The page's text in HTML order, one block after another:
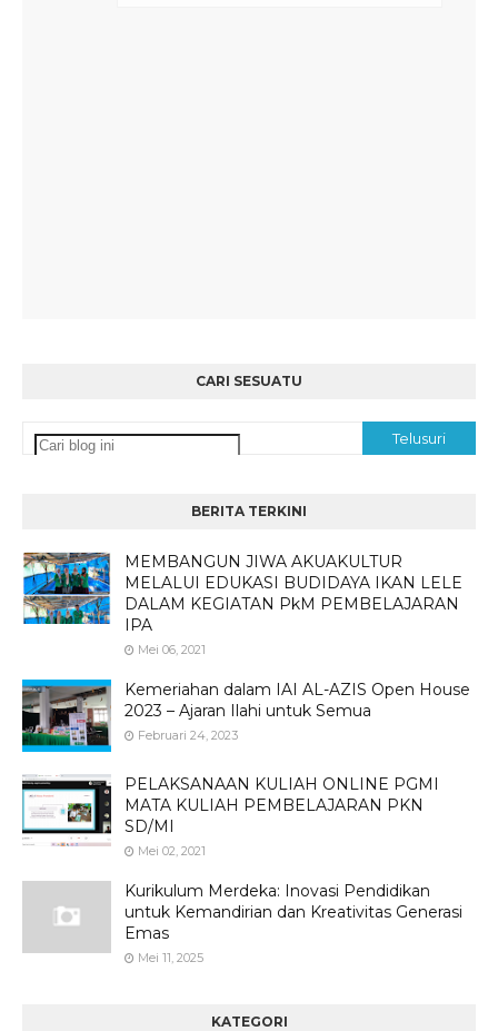
CARI SESUATU
BERITA TERKINI
MEMBANGUN JIWA AKUAKULTUR
MELALUI EDUKASI BUDIDAYA IKAN LELE
DALAM KEGIATAN PkM PEMBELAJARAN
IPA
Mei 06, 2021
Kemeriahan dalam IAI AL-AZIS Open House
2023 – Ajaran Ilahi untuk Semua
Februari 24, 2023
PELAKSANAAN KULIAH ONLINE PGMI
MATA KULIAH PEMBELAJARAN PKN
SD/MI
Mei 02, 2021
Kurikulum Merdeka: Inovasi Pendidikan
untuk Kemandirian dan Kreativitas Generasi
Emas
Mei 11, 2025
KATEGORI